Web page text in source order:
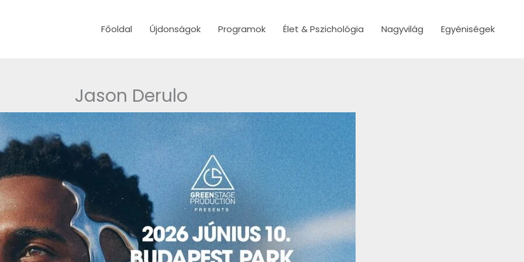
Főoldal Újdonságok Programok Élet & Pszichológia Nagyvilág Egyéniségek
Jason Derulo